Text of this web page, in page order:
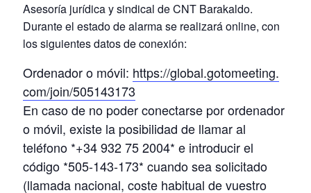
Asesoría jurídica y sindical de CNT Barakaldo.
Durante el estado de alarma se realizará online, con
los siguientes datos de conexión:
Ordenador o móvil: https://global.gotomeeting.
com/join/505143173
En caso de no poder conectarse por ordenador
o móvil, existe la posibilidad de llamar al
teléfono *+34 932 75 2004* e introducir el
código *505-143-173* cuando sea solicitado
(llamada nacional, coste habitual de vuestro